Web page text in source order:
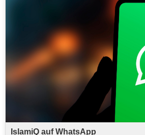
IslamiQ auf WhatsApp